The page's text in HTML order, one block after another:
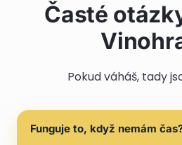
Časté
Pokud váháš, tady
Funguje to, když nemám